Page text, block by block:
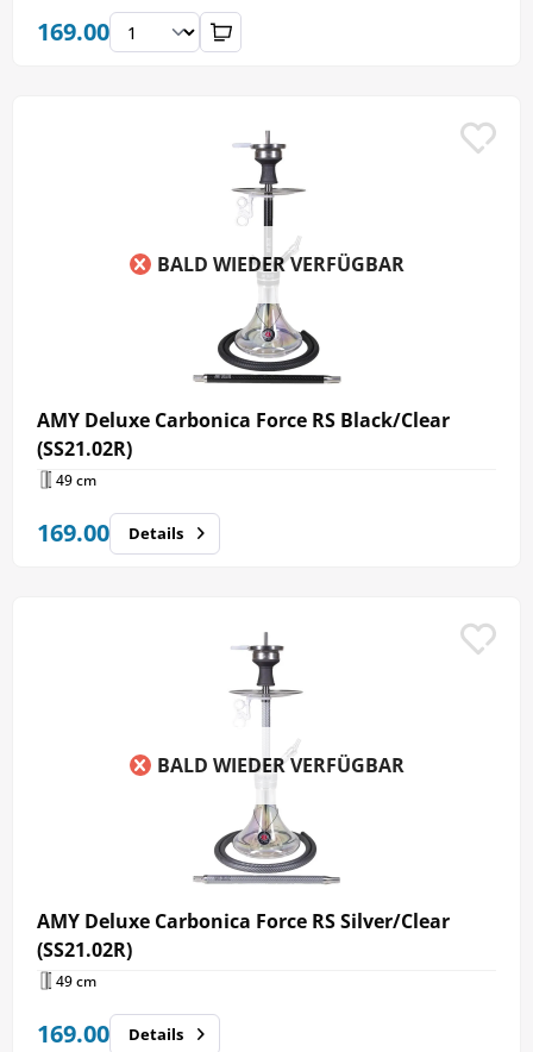
169.00
BALD WIEDER VERFÜGBAR
AMY Deluxe Carbonica Force RS Black/Clear
(SS21.02R)
49 cm
169.00 Details
BALD WIEDER VERFÜGBAR
AMY Deluxe Carbonica Force RS Silver/Clear
(SS21.02R)
49 cm
169.00 Details